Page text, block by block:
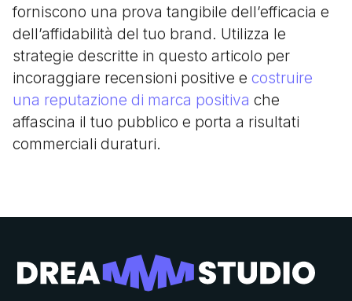
forniscono una prova tangibile dell’efficacia e
dell’affidabilità del tuo brand. Utilizza le
strategie descritte in questo articolo per
incoraggiare recensioni positive e costruire
una reputazione di marca positiva che
affascina il tuo pubblico e porta a risultati
commerciali duraturi.